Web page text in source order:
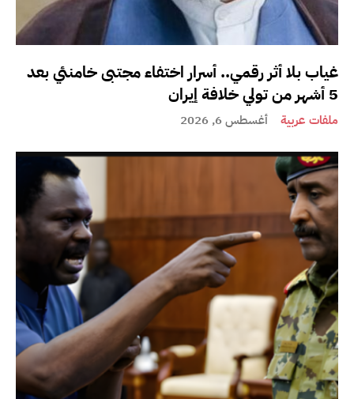
غياب بلا أثر رقمي.. أسرار اختفاء مجتبى خامنئي بعد
5 أشهر من تولي خلافة إيران
ملفات عربية أغسطس 6, 2026